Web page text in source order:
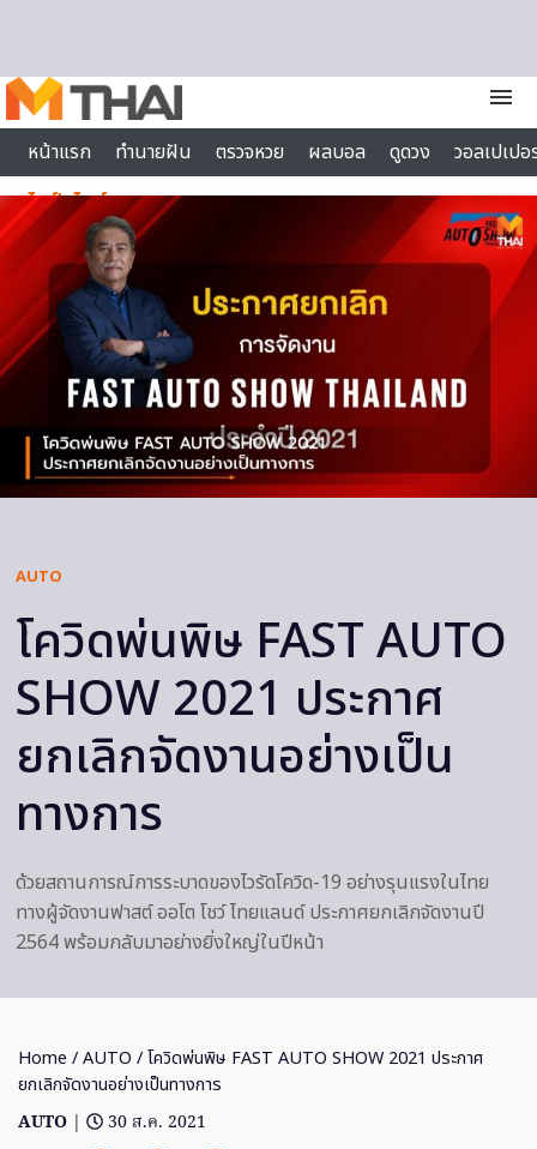
menu
หน้าแรก
ทำนายฝัน ตรวจหวย ผลบอล ดูดวง
วอลเปเป
ไลฟ์สไตล์
AUTO
โควิดพ่นพิษ FAST AUTO
SHOW 2021 ประกาศ
ยกเลิกจัดงานอย่างเป็น
ทางการ
ด้วยสถานการณ์การระบาดของไวรัดโควิด-19 อย่างรุนแรงในไทย
ทางผู้จัดงานฟาสต์ ออโต โชว์ ไทยแลนด์ ประกาศยกเลิกจัดงานปี
2564 พร้อมกลับมาอย่างยิ่งใหญ่ในปีหน้า
Home /AUTO / โควิดพ่นพิษ FAST AUTO SHOW 2021 ประกาศ
ยกเลิกจัดงานอย่างเป็นทางการ
AUTO |
30 ส.ค. 2021